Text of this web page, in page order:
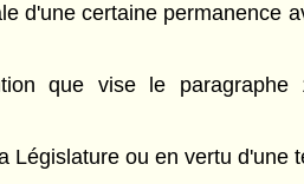
d'une certaine permanence
que vise le paragraphe
ou en vertu d'une